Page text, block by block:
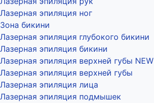
Лазерная эпиляция ног
Зона бикини
Лазерная эпиляция глубокого бикини
Лазерная эпиляция бикини
Лазерная эпиляция верхней губы NEW
Лазерная эпиляция верхней губы
Лазерная эпиляция лица
Лазерная эпиляция подмышек